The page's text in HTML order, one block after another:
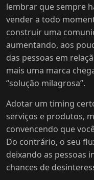
lembrar que sempre
vender a todo
construir uma
aumentando, aos
das pessoas em
mais uma marca
“solução milagrosa”.
Adotar um timing
serviços e produtos,
convencendo que
Do contrário, o seu
deixando as pessoas
chances de